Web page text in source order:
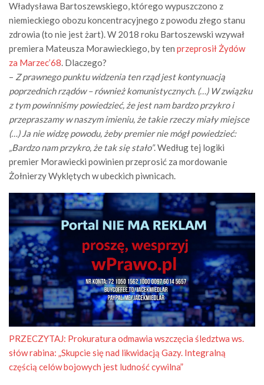
Władysława Bartoszewskiego, którego wypuszczono z
niemieckiego obozu koncentracyjnego z powodu złego stanu
zdrowia (to nie jest żart). W 2018 roku Bartoszewski wzywał
premiera Mateusza Morawieckiego, by ten przeprosił Żydów
za Marzec’68. Dlaczego?
– Z prawnego punktu widzenia ten rząd jest kontynuacją
poprzednich rządów – również komunistycznych. (…) W związku
z tym powinniśmy powiedzieć, że jest nam bardzo przykro i
przepraszamy w naszym imieniu, że takie rzeczy miały miejsce
(…) Ja nie widzę powodu, żeby premier nie mógł powiedzieć:
„Bardzo nam przykro, że tak się stało”. Według tej logiki
premier Morawiecki powinien przeprosić za mordowanie
Żołnierzy Wyklętych w ubeckich piwnicach.
PRZECZYTAJ: Prokuratura odmawia wszczęcia śledztwa ws.
słów rabina: „Skupcie się nad likwidacją Gazy. Integralną
częścią celów bojowych jest ludność cywilna”